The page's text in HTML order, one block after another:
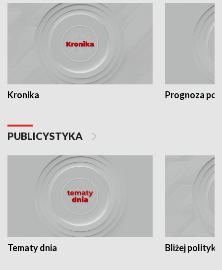
Kronika Prognoza
PUBLICYSTYKA
Tematy dnia Bliżej polityki